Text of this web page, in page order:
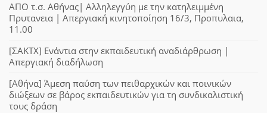
ΑΠΟ τ.σ. Αθήνας| Αλληλεγγύη με την κατηλειμμένη
Πρυτανεια | Απεργιακή κινητοποίηση 16/3, Προπυλαια,
11.00
[ΣΑΚΤΧ] Ενάντια στην εκπαιδευτική αναδιάρθρωση |
Απεργιακή διαδήλωση
[Αθήνα] Άμεση παύση των πειθαρχικών και ποινικών
διώξεων σε βάρος εκπαιδευτικών για τη συνδικαλιστική
τους δράση